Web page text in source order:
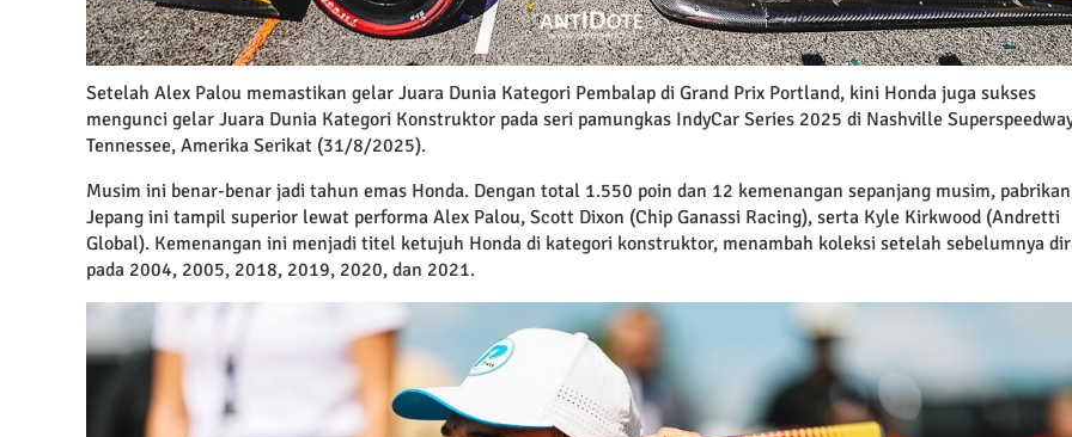
Setelah Alex Palou memastikan gelar Juara Dunia Kategori Pembalap di Grand Prix Portland, kini Honda juga sukses
mengunci gelar Juara Dunia Kategori Konstruktor pada seri pamungkas IndyCar Series 2025 di Nashville
Tennessee, Amerika Serikat (31/8/2025).
Musim ini benar-benar jadi tahun emas Honda. Dengan total 1.550 poin dan 12 kemenangan sepanjang musim, pabrikan
Jepang ini tampil superior lewat performa Alex Palou, Scott Dixon (Chip Ganassi Racing), serta Kyle Kirkwood (Andretti
Global). Kemenangan ini menjadi titel ketujuh Honda di kategori konstruktor, menambah koleksi setelah sebelumnya
pada 2004, 2005, 2018, 2019, 2020, dan 2021.